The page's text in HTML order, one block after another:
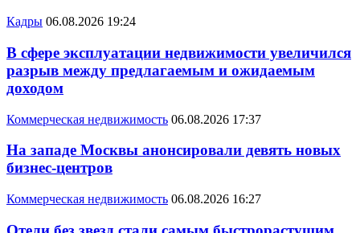
Кадры 06.08.2026 19:24
В сфере эксплуатации недвижимости увеличился
разрыв между предлагаемым и ожидаемым
доходом
Коммерческая недвижимость 06.08.2026 17:37
На западе Москвы анонсировали девять новых
бизнес-центров
Коммерческая недвижимость 06.08.2026 16:27